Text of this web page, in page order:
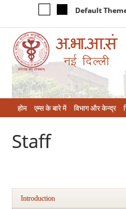
Default
होम एम्‍स के बारे में विभाग और केन्‍द्र
Staff
Introduction